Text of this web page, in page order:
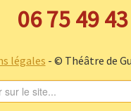
de lyon
06 75 49
légales - © Théâtre de